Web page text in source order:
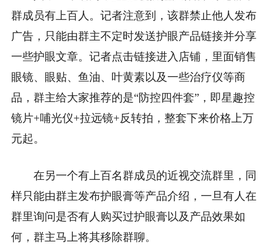
群成员有上百人。记者注意到，该群禁止他人发布
广告，只能由群主不定时发送护眼产品链接并分享
一些护眼文章。记者点击链接进入店铺，里面销售
眼镜、眼贴、鱼油、叶黄素以及一些治疗仪等商
品，群主给大家推荐的是“防控四件套”，即星趣控
镜片+哺光仪+拉远镜+反转拍，整套下来价格上万
元起。
在另一个有上百名群成员的近视交流群里，同
样只能由群主发布护眼膏等产品介绍，一旦有人在
群里询问是否有人购买过护眼膏以及产品效果如
何，群主马上将其移除群聊。